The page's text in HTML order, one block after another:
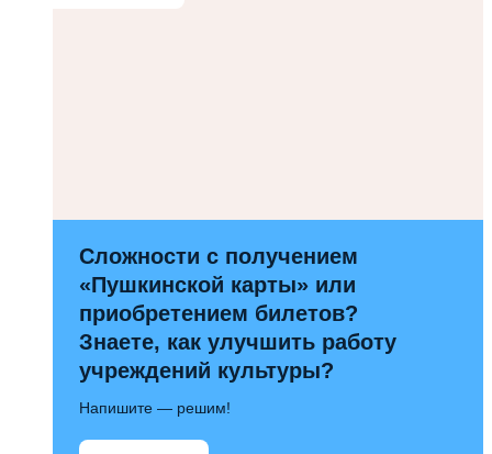
Сложности с получением
«Пушкинской карты» или
приобретением билетов?
Знаете, как улучшить работу
учреждений культуры?
Напишите — решим!